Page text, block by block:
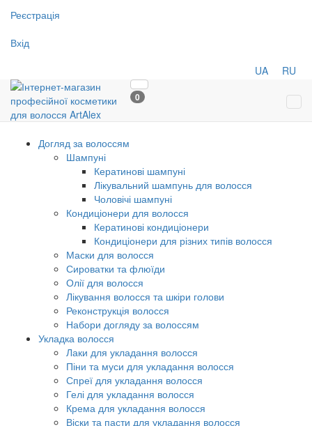
Реєстрація
Вхід
UA RU
0
Догляд за волоссям
Шампуні
Кератинові шампуні
Лікувальний шампунь для волосся
Чоловічі шампуні
Кондиціонери для волосся
Кератинові кондиціонери
Кондиціонери для різних типів волосся
Маски для волосся
Сироватки та флюїди
Олії для волосся
Лікування волосся та шкіри голови
Реконструкція волосся
Набори догляду за волоссям
Укладка волосся
Лаки для укладання волосся
Піни та муси для укладання волосся
Спреї для укладання волосся
Гелі для укладання волосся
Крема для укладання волосся
Віски та пасти для укладання волосся